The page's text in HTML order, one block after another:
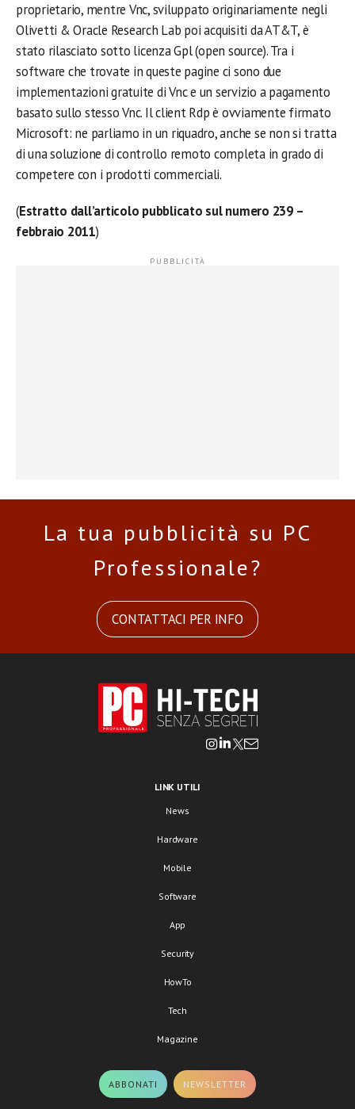
proprietario, mentre Vnc, sviluppato originariamente negli
Olivetti & Oracle Research Lab poi acquisiti da AT&T, è
stato rilasciato sotto licenza Gpl (open source). Tra i
software che trovate in queste pagine ci sono due
implementazioni gratuite di Vnc e un servizio a pagamento
basato sullo stesso Vnc. Il client Rdp è ovviamente firmato
Microsoft: ne parliamo in un riquadro, anche se non si tratta
di una soluzione di controllo remoto completa in grado di
competere con i prodotti commerciali.
(Estratto dall’articolo pubblicato sul numero 239 –
febbraio 2011)
La tua pubblicità su PC
Professionale?
CONTATTACI PER INFO
LINK UTILI
News
Hardware
Mobile
Software
App
Security
HowTo
Tech
Magazine
ABBONATI NEWSLETTER